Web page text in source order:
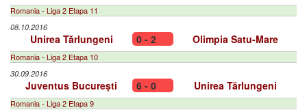
Romania - Liga 2 Etapa 11
08.10.2016
Unirea Tărlungeni 0 - 2 Olimpia Satu-Mare
Romania - Liga 2 Etapa 10
30.09.2016
Juventus București 6 - 0 Unirea Tărlungeni
Romania - Liga 2 Etapa 9